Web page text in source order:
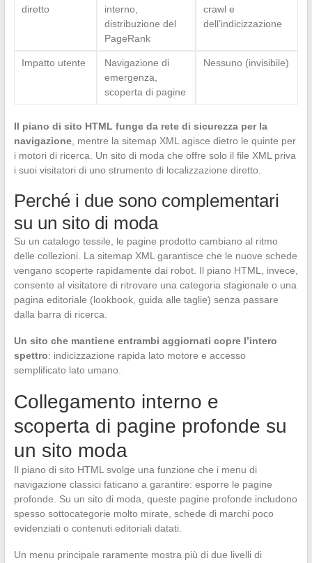
diretto
interno,
distribuzione del
PageRank
crawl e
dell’indicizzazione
Impatto utente
Navigazione di
emergenza,
scoperta di pagine
Nessuno (invisibile)
Il piano di sito HTML funge da rete di sicurezza per la
navigazione, mentre la sitemap XML agisce dietro le quinte per
i motori di ricerca. Un sito di moda che offre solo il file XML priva
i suoi visitatori di uno strumento di localizzazione diretto.
Perché i due sono complementari
su un sito di moda
Su un catalogo tessile, le pagine prodotto cambiano al ritmo
delle collezioni. La sitemap XML garantisce che le nuove schede
vengano scoperte rapidamente dai robot. Il piano HTML, invece,
consente al visitatore di ritrovare una categoria stagionale o una
pagina editoriale (lookbook, guida alle taglie) senza passare
dalla barra di ricerca.
Un sito che mantiene entrambi aggiornati copre l’intero
spettro: indicizzazione rapida lato motore e accesso
semplificato lato umano.
Collegamento interno e
scoperta di pagine profonde su
un sito moda
Il piano di sito HTML svolge una funzione che i menu di
navigazione classici faticano a garantire: esporre le pagine
profonde. Su un sito di moda, queste pagine profonde includono
spesso sottocategorie molto mirate, schede di marchi poco
evidenziati o contenuti editoriali datati.
Un menu principale raramente mostra più di due livelli di